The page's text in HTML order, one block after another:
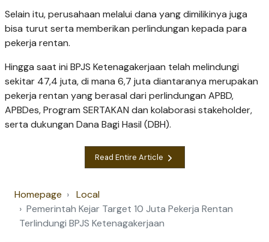
Selain itu, perusahaan melalui dana yang dimilikinya juga
bisa turut serta memberikan perlindungan kepada para
pekerja rentan.
Hingga saat ini BPJS Ketenagakerjaan telah melindungi
sekitar 47,4 juta, di mana 6,7 juta diantaranya merupakan
pekerja rentan yang berasal dari perlindungan APBD,
APBDes, Program SERTAKAN dan kolaborasi stakeholder,
serta dukungan Dana Bagi Hasil (DBH).
Read Entire Article
Homepage
Local
Pemerintah Kejar Target 10 Juta Pekerja Rentan
Terlindungi BPJS Ketenagakerjaan